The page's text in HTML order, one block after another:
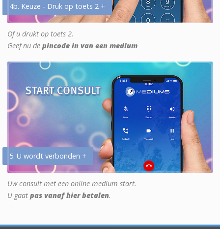
4b. Keuze - Druk op toets 2 +
Of u drukt op toets 2.
Geef nu de pincode in van een medium
5. U wordt verbonden +
Uw consult met een online medium start.
U gaat pas vanaf hier betalen.